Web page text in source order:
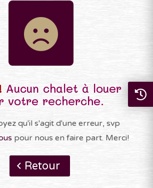
Aucun chalet à louer
votre recherche.
qu'il s'agit d'une erreur, svp
pour nous en faire part. Merci!
Retour